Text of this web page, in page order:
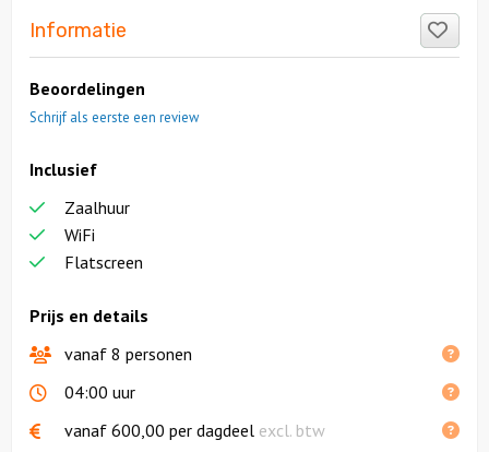
Informatie
Beoordelingen
Schrijf als eerste een review
Prijs en details
vanaf 8 personen
04:00 uur
vanaf 600,00 per dagdeel excl. btw
Inclusief
Zaalhuur
WiFi
Flatscreen